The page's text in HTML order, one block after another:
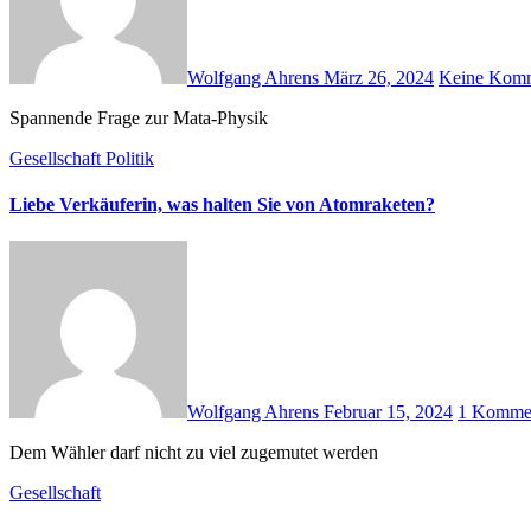
Wolfgang Ahrens März 26, 2024 Keine
Spannende Frage zur Mata-Physik
Gesellschaft Politik
Liebe Verkäuferin, was halten Sie von Atomraketen?
Wolfgang Ahrens Februar 15, 2024 1
Dem Wähler darf nicht zu viel zugemutet werden
Gesellschaft